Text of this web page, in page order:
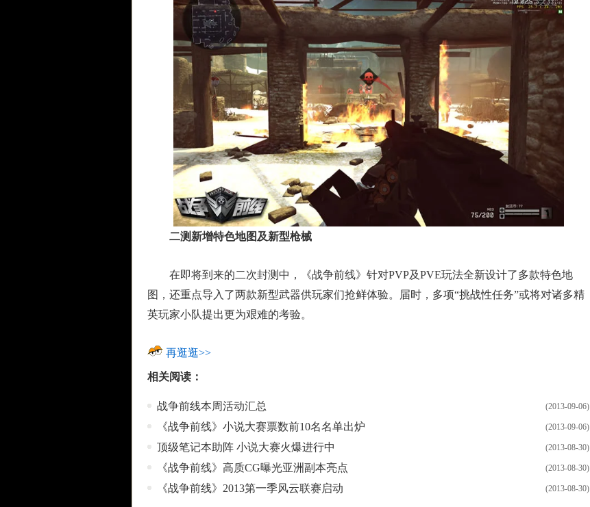
二测新增特色地图及新型枪械
在即将到来的二次封测中，《战争前线》针对PVP及PVE玩法全新设计了多款特色地
图，还重点导入了两款新型武器供玩家们抢鲜体验。届时，多项“挑战性任务”或将对诸多精
英玩家小队提出更为艰难的考验。
再逛逛>>
相关阅读：
(2013-09-06)
战争前线本周活动汇总
(2013-09-06)
《战争前线》小说大赛票数前10名名单出炉
(2013-08-30)
顶级笔记本助阵 小说大赛火爆进行中
(2013-08-30)
《战争前线》高质CG曝光亚洲副本亮点
(2013-08-30)
《战争前线》2013第一季风云联赛启动